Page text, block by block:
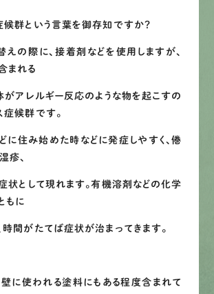
Web お問い合わせ
LINEでお手軽相談
候群という言葉を御存知ですか？
えの際に、接着剤などを使用しますが、
まれる
がアレルギー反応のような物を起こすの
症候群です。
に住み始めた時などに発症しやすく、倦
疹、
状として現れます。有機溶剤などの化学
もに
時間がたてば症状が治まってきます。
に使われる塗料にもある程度含まれて